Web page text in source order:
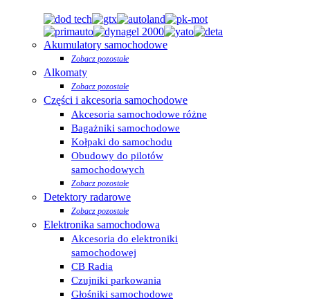
Akumulatory samochodowe
Zobacz pozostałe
Alkomaty
Zobacz pozostałe
Części i akcesoria samochodowe
Akcesoria samochodowe różne
Bagażniki samochodowe
Kołpaki do samochodu
Obudowy do pilotów
samochodowych
Zobacz pozostałe
Detektory radarowe
Zobacz pozostałe
Elektronika samochodowa
Akcesoria do elektroniki
samochodowej
CB Radia
Czujniki parkowania
Głośniki samochodowe